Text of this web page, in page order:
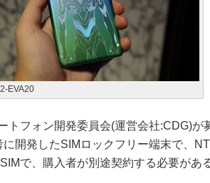
EVA20
フォン開発委員会(運営会社:CDG)が
開発したSIMロックフリー端末で、
で、購入者が別途契約する必要があ